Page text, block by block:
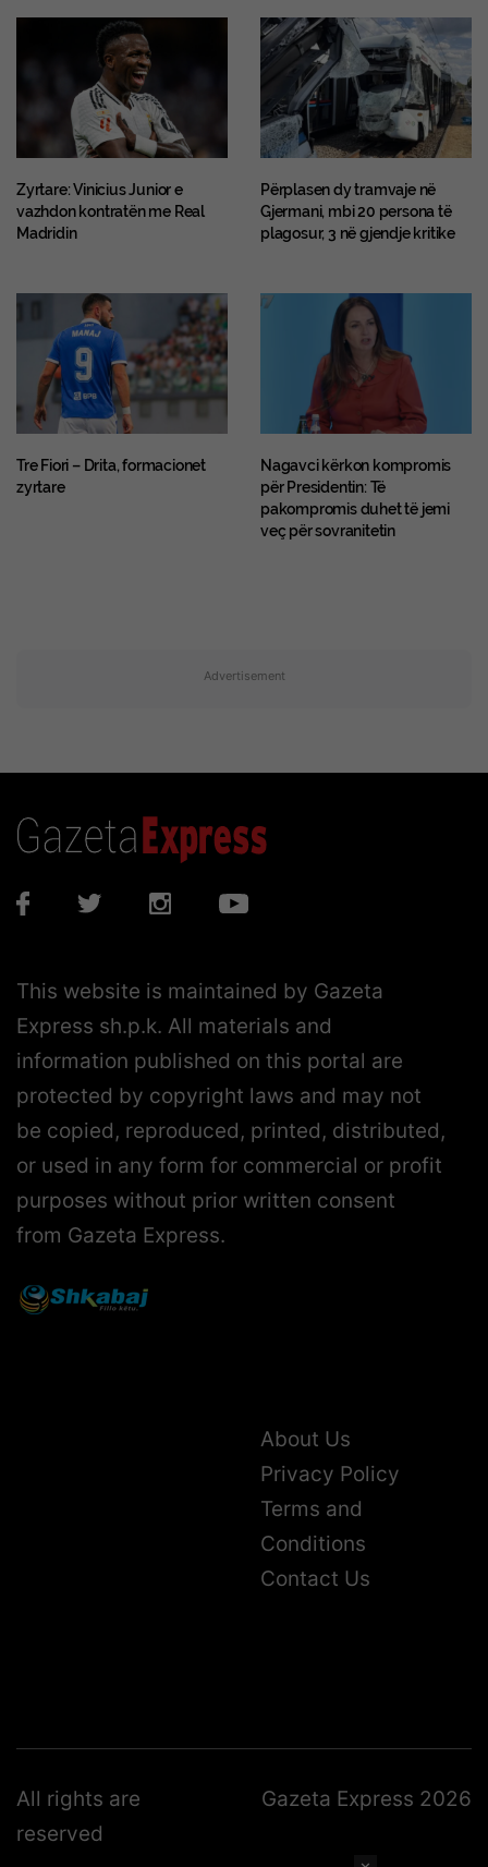
Zyrtare: Vinicius Junior e
vazhdon kontratën me Real
Madridin
Përplasen dy tramvaje në
Gjermani, mbi 20 persona të
plagosur, 3 në gjendje kritike
Tre Fiori – Drita, formacionet
zyrtare
Nagavci kërkon kompromis
për Presidentin: Të
pakompromis duhet të jemi
veç për sovranitetin
Advertisement
This website is maintained by Gazeta
Express sh.p.k. All materials and
information published on this portal are
protected by copyright laws and may not
be copied, reproduced, printed, distributed,
or used in any form for commercial or profit
purposes without prior written consent
from Gazeta Express.
About Us
Privacy Policy
Terms and
Conditions
Contact Us
All rights are
reserved
Gazeta Express 2026